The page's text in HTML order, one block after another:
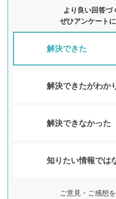
より良い回答づ
ぜひアンケート
解決できた
解決できたがわか
解決できなかった
知りたい情報では
ご意見・ご感想